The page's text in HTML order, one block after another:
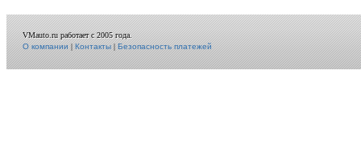
VMauto.ru работает с 2005 года.
О компании|Контакты|Безопасность платежей